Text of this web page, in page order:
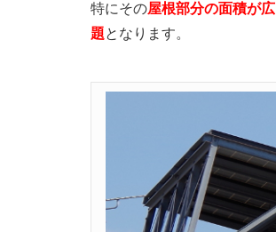
特にその屋根部分の面積が
題となります。